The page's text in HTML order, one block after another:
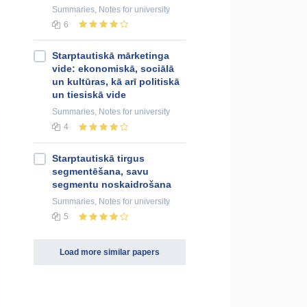
Summaries, Notes for university
6
Starptautiskā mārketinga
vide: ekonomiskā, sociālā
un kultūras, kā arī politiskā
un tiesiskā vide
Summaries, Notes for university
4
Starptautiskā tirgus
segmentēšana, savu
segmentu noskaidrošana
Summaries, Notes for university
5
Load more similar papers